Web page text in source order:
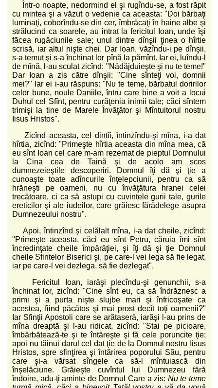
Într-o noapte, nedormind el şi rugîndu-se, a fost răpit
cu mintea şi a văzut o vedenie ca aceasta: "Doi bărbaţi
luminaţi, coborîndu-se din cer, îmbrăcaţi în haine albe şi
strălucind ca soarele, au intrat la fericitul Ioan, unde îşi
făcea rugăciunile sale; unul dintre dînşii ţinea o hîrtie
scrisă, iar altul nişte chei. Dar Ioan, văzîndu-i pe dînşii,
s-a temut şi s-a închinat lor pînă la pămînt. Iar ei, luîndu-l
de mînă, l-au sculat zicînd: "Nădăjduieşte şi nu te teme!"
Dar Ioan a zis către dînşii: "Cine sînteţi voi, domnii
mei?" Iar ei i-au răspuns: "Nu te teme, bărbatul doririlor
celor bune, noule Daniile, întru care bine a voit a locui
Duhul cel Sfînt, pentru curăţenia inimii tale; căci sîntem
trimişi la tine de Marele Învăţător şi Mîntuitorul nostru
Iisus Hristos".
Zicînd aceasta, cel dintîi, întinzîndu-şi mîna, i-a dat
hîrtia, zicînd: "Primeşte hîrtia aceasta din mîna mea, că
eu sînt Ioan cel care m-am rezemat de pieptul Domnului
la Cina cea de Taină şi de acolo am scos
dumnezeieştile descoperiri. Domnul îţi dă şi ţie a
cunoaşte toate adîncurile înţelepciunii, pentru ca să
hrăneşti pe oameni, nu cu învăţătura hranei celei
trecătoare, ci ca să astupi cu cuvintele gurii tale, gurile
ereticilor şi ale iudeilor, care grăiesc fărădelege asupra
Dumnezeului nostru".
Apoi, întinzînd şi celălalt mîna, i-a dat cheile, zicînd:
"Primeşte aceasta, căci eu sînt Petru, căruia îmi sînt
încredinţate cheile împărăţiei, şi îţi dă şi ţie Domnul
cheile Sfintelor Biserici şi, pe care-l vei lega să fie legat,
iar pe care-l vei dezlega, să fie dezlegat".
Fericitul Ioan, iarăşi plecîndu-şi genunchii, s-a
închinat lor, zicînd: "Cine sînt eu, ca să îndrăznesc a
primi şi a purta nişte slujbe mari şi înfricoşate ca
acestea, fiind păcătos şi mai prost decît toţi oamenii?"
Iar Sfinţii Apostoli care se arătaseră, iarăşi l-au prins de
mîna dreaptă şi l-au ridicat, zicînd: "Stai pe picioare,
îmbărbătează-te şi te întăreşte şi fă cele poruncite ţie;
apoi nu tăinui darul cel dat ţie de la Domnul nostru Iisus
Hristos, spre sfinţirea şi întărirea poporului Său, pentru
care şi-a vărsat sîngele ca să-l mîntuiască din
înşelăciune. Grăieşte cuvîntul lui Dumnezeu fără
îndoire, adu-ţi aminte de Domnul Care a zis: Nu te teme